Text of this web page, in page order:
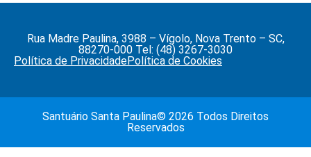
Rua Madre Paulina, 3988 – Vígolo, Nova Trento – SC,
88270-000 Tel: (48) 3267-3030
Política de PrivacidadePolítica de Cookies
Santuário Santa Paulina© 2026 Todos Direitos
Reservados